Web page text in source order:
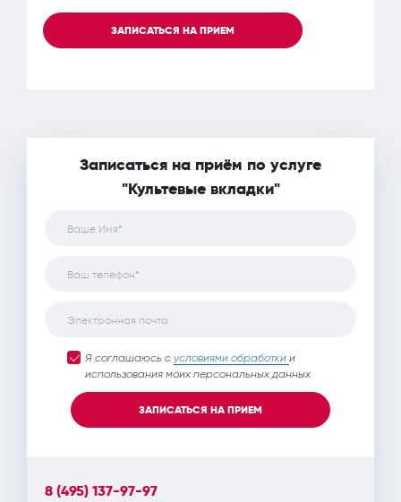
ЗАПИСАТЬСЯ НА ПРИЕМ
Записаться на приём по услуге
"Культевые вкладки"
Ваше Имя*
Ваш телефон*
Электронная почта
Я соглашаюсь с условиями обработки и
использования моих персональных данных
ЗАПИСАТЬСЯ НА ПРИЕМ
8 (495) 137-97-97